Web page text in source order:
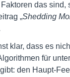
das sind,
„Shedding
klar, dass es
für
den Haupt-